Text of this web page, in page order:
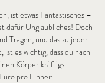
ist etwas Fantastisches –
dafür Unglaubliches! Doch
Tragen, und das zu jeder
es wichtig, dass du nach
Körper kräftigst.
pro Einheit.